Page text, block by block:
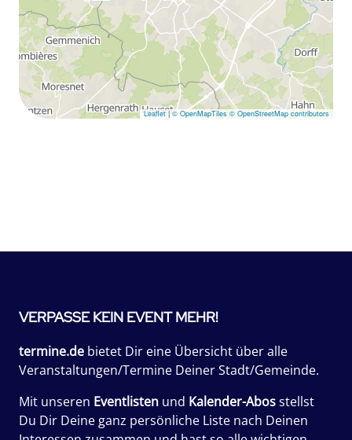
Leaflet | © OpenMapTiles © OpenStreetMap contributors
VERPASSE KEIN EVENT MEHR!
termine.de bietet Dir eine Übersicht über alle
Veranstaltungen/Termine Deiner Stadt/Gemeinde.
Mit unseren Eventlisten und Kalender-Abosstellst
Du Dir Deine ganz persönliche Liste nach Deinen